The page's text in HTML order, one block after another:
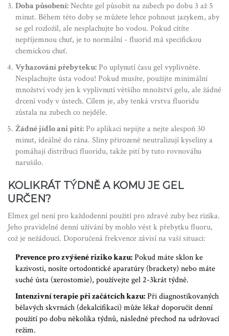
Doba působení:Nechte gel působit na zubech po dobu 3 až 5
minut. Během této doby se můžete lehce pohnout jazykem, aby
se gel rozložil, ale nesplachujte ho vodou. Pokud cítíte
nepříjemnou chuť, je to normální - fluorid má specifickou
chemickou chuť.
Vyhazování přebyteku: Po uplynutí času gel vyplivněte.
Nesplachujte ústa vodou! Pokud musíte, použijte minimální
množství vody jen k vyplivnutí většího množství gelu, ale žádné
drcení vody v ústech. Cílem je, aby tenká vrstva fluoridu
zůstala na zubech co nejdéle.
Žádné jídlo ani pití: Po aplikaci nepijte a nejte alespoň 30
minut, ideálně do rána. Sliny přirozeně neutralizují kyseliny a
pomáhají distribuci fluoridu, takže pití by tuto rovnováhu
narušilo.
KOLIKRÁT TÝDNĚ A KOMU JE GEL
URČEN?
Elmex gel není pro každodenní použití pro zdravé zuby bez rizika.
Jeho pravidelné denní užívání by mohlo vést k přebytku fluoru,
což je nežádoucí. Doporučená frekvence závisí na vaší situaci:
Prevence pro zvýšené riziko kazu:Pokud máte sklon ke
kazivosti, nosíte ortodontické aparatúry (brackety) nebo máte
suché ústa (xerostomie), používejte gel 2-3krát týdně.
Intenzivní terapie při začátcích kazu:Při diagnostikovaných
bělavých skvrnách (dekalcifikaci) může lékař doporučit denní
použití po dobu několika týdnů, následně přechod na udržovací
režim.